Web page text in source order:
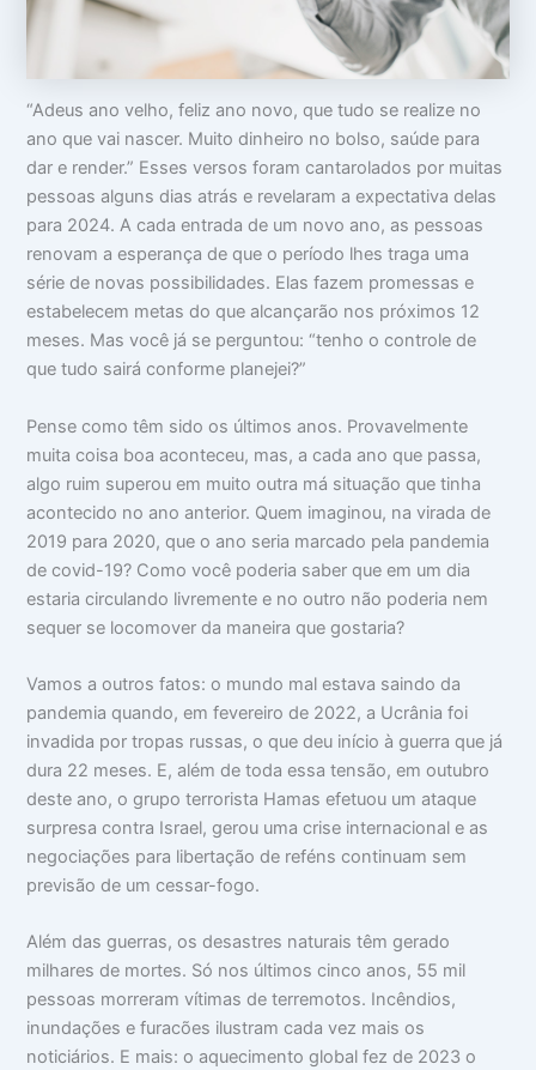
“Adeus ano velho, feliz ano novo, que tudo se realize no
ano que vai nascer. Muito dinheiro no bolso, saúde para
dar e render.” Esses versos foram cantarolados por muitas
pessoas alguns dias atrás e revelaram a expectativa delas
para 2024. A cada entrada de um novo ano, as pessoas
renovam a esperança de que o período lhes traga uma
série de novas possibilidades. Elas fazem promessas e
estabelecem metas do que alcançarão nos próximos 12
meses. Mas você já se perguntou: “tenho o controle de
que tudo sairá conforme planejei?”
Pense como têm sido os últimos anos. Provavelmente
muita coisa boa aconteceu, mas, a cada ano que passa,
algo ruim superou em muito outra má situação que tinha
acontecido no ano anterior. Quem imaginou, na virada de
2019 para 2020, que o ano seria marcado pela pandemia
de covid-19? Como você poderia saber que em um dia
estaria circulando livremente e no outro não poderia nem
sequer se locomover da maneira que gostaria?
Vamos a outros fatos: o mundo mal estava saindo da
pandemia quando, em fevereiro de 2022, a Ucrânia foi
invadida por tropas russas, o que deu início à guerra que já
dura 22 meses. E, além de toda essa tensão, em outubro
deste ano, o grupo terrorista Hamas efetuou um ataque
surpresa contra Israel, gerou uma crise internacional e as
negociações para libertação de reféns continuam sem
previsão de um cessar-fogo.
Além das guerras, os desastres naturais têm gerado
milhares de mortes. Só nos últimos cinco anos, 55 mil
pessoas morreram vítimas de terremotos. Incêndios,
inundações e furacões ilustram cada vez mais os
noticiários. E mais: o aquecimento global fez de 2023 o
p
m
s
a
c
a
e
ç
m
i
n
t
a
d
m
d
a
e
a
p
r
ê
n
c
i